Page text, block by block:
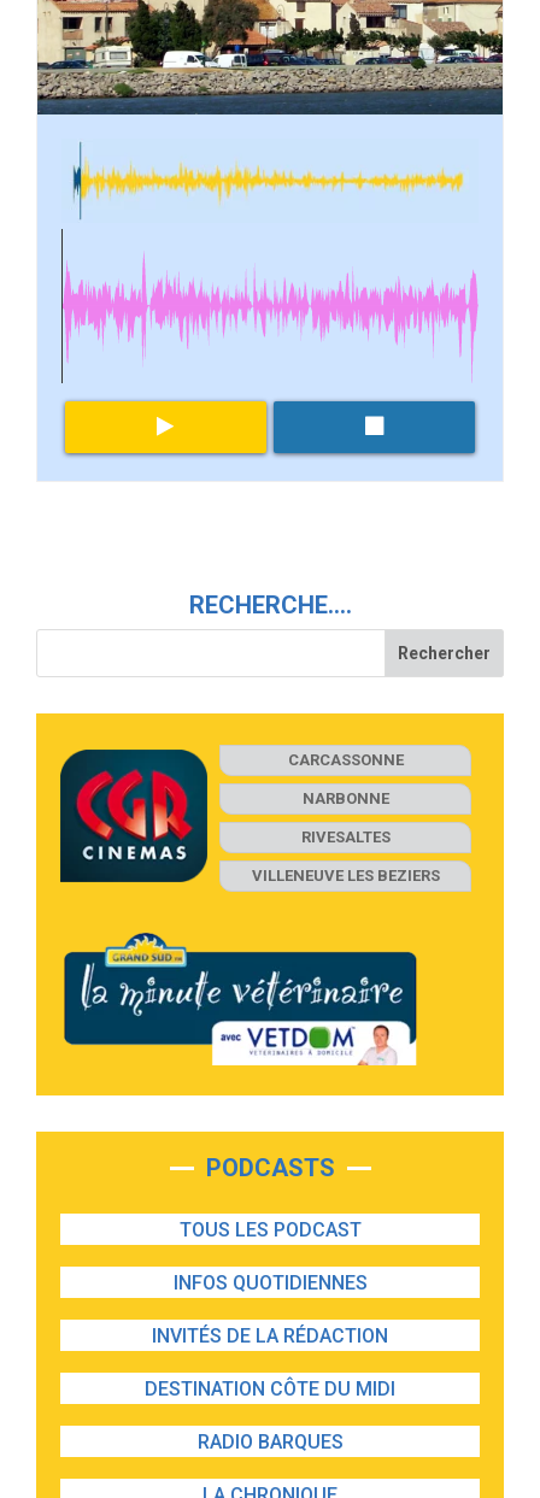
RECHERCHE….
CARCASSONNE
NARBONNE
RIVESALTES
VILLENEUVE LES BEZIERS
PODCASTS
TOUS LES PODCAST
INFOS QUOTIDIENNES
INVITÉS DE LA RÉDACTION
DESTINATION CÔTE DU MIDI
RADIO BARQUES